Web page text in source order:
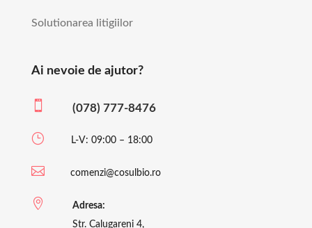
Solutionarea litigiilor
Ai nevoie de ajutor?
 (078) 777-8476
} L-V: 09:00 – 18:00
 comenzi@cosulbio.ro

Adresa:
Str. Calugareni 4,